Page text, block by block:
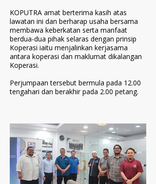
KOPUTRA amat berterima kasih atas
lawatan ini dan berharap usaha bersama
membawa keberkatan serta manfaat
berdua-dua pihak selaras dengan prinsip
Koperasi iaitu menjalinkan kerjasama
antara koperasi dan maklumat dikalangan
Koperasi.
Perjumpaan tersebut bermula pada 12.00
tengahari dan berakhir pada 2.00 petang.